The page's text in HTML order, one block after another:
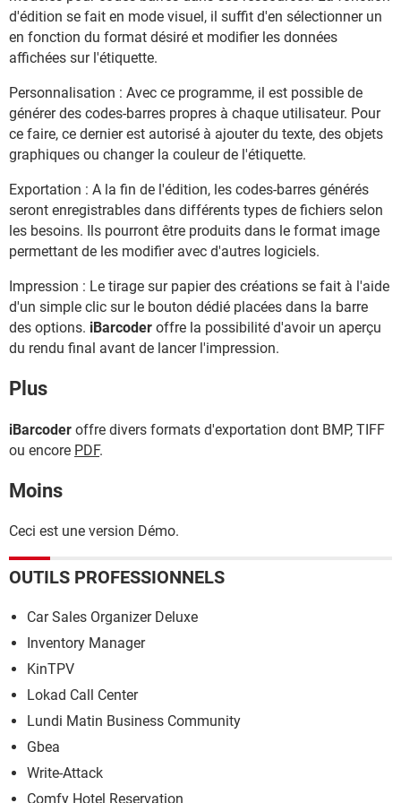
d'édition se fait en mode visuel, il suffit d'en sélectionner un
en fonction du format désiré et modifier les données
affichées sur l'étiquette.
Personnalisation : Avec ce programme, il est possible de
générer des codes-barres propres à chaque utilisateur. Pour
ce faire, ce dernier est autorisé à ajouter du texte, des objets
graphiques ou changer la couleur de l'étiquette.
Exportation : A la fin de l'édition, les codes-barres générés
seront enregistrables dans différents types de fichiers selon
les besoins. Ils pourront être produits dans le format image
permettant de les modifier avec d'autres logiciels.
Impression : Le tirage sur papier des créations se fait à l'aide
d'un simple clic sur le bouton dédié placées dans la barre
des options. iBarcoder offre la possibilité d'avoir un aperçu
du rendu final avant de lancer l'impression.
Plus
iBarcoder offre divers formats d'exportation dont BMP, TIFF
ou encore PDF.
Moins
Ceci est une version Démo.
OUTILS PROFESSIONNELS
Car Sales Organizer Deluxe
Inventory Manager
KinTPV
Lokad Call Center
Lundi Matin Business Community
Gbea
Write-Attack
Comfy Hotel Reservation